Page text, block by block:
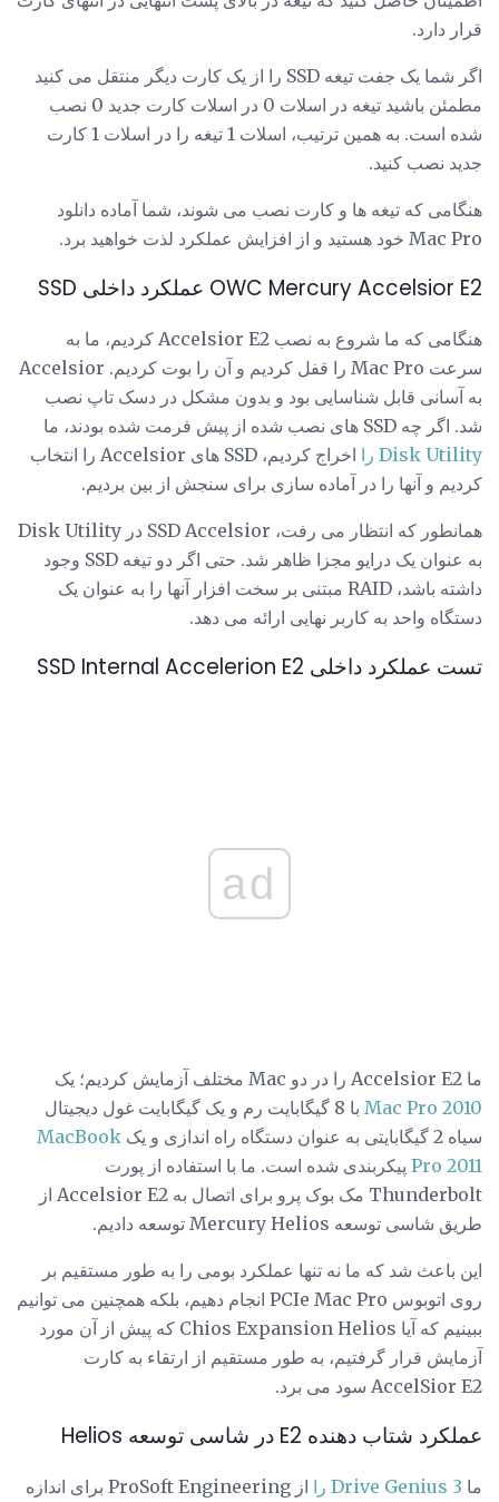
قرار دارد.
اگر شما یک جفت تیغه SSD را از یک کارت دیگر منتقل می کنید
مطمئن باشید تیغه در اسلات 0 در اسلات کارت جدید 0 نصب
شده است. به همین ترتیب، اسلات 1 تیغه را در اسلات 1 کارت
جدید نصب کنید.
هنگامی که تیغه ها و کارت نصب می شوند، شما آماده دانلود
Mac Pro خود هستید و از افزایش عملکرد لذت خواهید برد.
OWC Mercury Accelsior E2 عملکرد داخلی SSD
هنگامی که ما شروع به نصب Accelsior E2 کردیم، ما به
سرعت Mac Pro را قفل کردیم و آن را بوت کردیم. Accelsior
به آسانی قابل شناسایی بود و بدون مشکل در دسک تاپ نصب
شد. اگر چه SSD های نصب شده از پیش فرمت شده بودند، ما
Disk Utility را
اخراج کردیم، SSD های Accelsior را انتخاب
کردیم و آنها را در آماده سازی برای سنجش از بین بردیم.
همانطور که انتظار می رفت، SSD Accelsior در Disk Utility
به عنوان یک درایو مجزا ظاهر شد. حتی اگر دو تیغه SSD وجود
داشته باشد، RAID مبتنی بر سخت افزار آنها را به عنوان یک
دستگاه واحد به کاربر نهایی ارائه می دهد.
تست عملکرد داخلی SSD Internal Accelerion E2
ad
ما Accelsior E2 را در دو Mac مختلف آزمایش کردیم؛ یک
Mac Pro 2010
با 8 گیگابایت رم و یک گیگابایت غول دیجیتال
سیاه 2 گیگابایتی به عنوان دستگاه راه اندازی و یک
MacBook
Pro 2011 پیکربندی شده است. ما با استفاده از پورت
Thunderbolt مک بوک پرو برای اتصال به Accelsior E2 از
طریق شاسی توسعه Mercury Helios توسعه دادیم.
این باعث شد که ما نه تنها عملکرد بومی را به طور مستقیم بر
روی اتوبوس PCIe Mac Pro انجام دهیم، بلکه همچنین می توانیم
ببینیم که آیا Chios Expansion Helios که پیش از آن مورد
آزمایش قرار گرفتیم، به طور مستقیم از ارتقاء به کارت
AccelSior E2 سود می برد.
عملکرد شتاب دهنده E2 در شاسی توسعه Helios
ما Drive Genius 3 را
از ProSoft Engineering برای اندازه